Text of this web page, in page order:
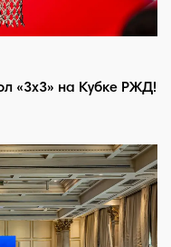
«3х3» на Кубке РЖД!